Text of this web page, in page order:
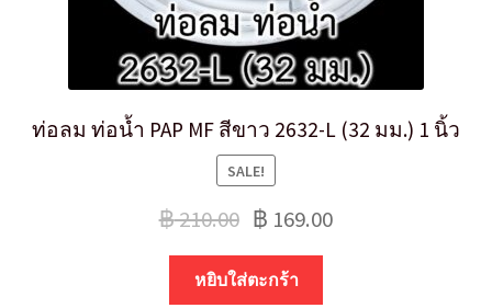
ท่อลม ท่อน้ำ PAP MF สีขาว 2632-L (32 มม.) 1 นิ้ว
SALE!
฿210.00 ฿ 169.00
หยิบใส่ตะกร้า